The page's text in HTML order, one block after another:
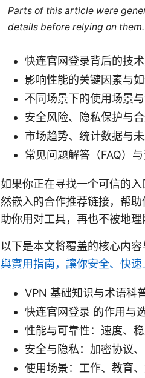
Parts of this article were
details before relying on them.
快连官网登录背后的技
影响性能的关键因素与
不同场景下的使用场景
安全风险、隐私保护与
市场趋势、统计数据与
常见问题解答（FAQ）
如果你正在寻找一个可信的
然嵌入的合作推荐链接，帮
助你用对工具，再也不被地理
以下是本文将覆盖的核心内
與實用指南，讓你安全、快速
VPN 基础知识与术语科
快连官网登录 的作用与
性能与可靠性：速度、
安全与隐私：加密协议
使用场景：工作、教育